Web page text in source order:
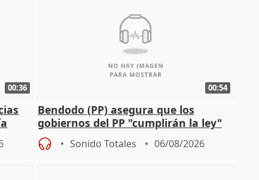
00:36 00:54
Bendodo (PP) asegura que los
gobiernos del PP "cumplirán la ley"
sobre los menores migrantes
Sonido Totales 06/08/2026